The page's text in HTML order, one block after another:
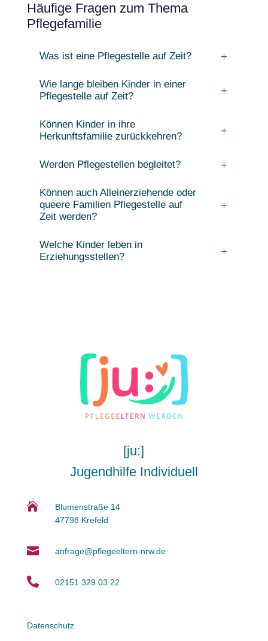
Häufige Fragen zum Thema
Pflegefamilie
Was ist eine Pflegestelle auf Zeit?
Wie lange bleiben Kinder in einer
Pflegestelle auf Zeit?
Können Kinder in ihre
Herkunftsfamilie zurückkehren?
Werden Pflegestellen begleitet?
Können auch Alleinerziehende oder
queere Familien Pflegestelle auf
Zeit werden?
Welche Kinder leben in
Erziehungsstellen?
[ju:]
Jugendhilfe Individuell

Blumenstraße 14
47798 Krefeld
 anfrage@pflegeeltern-nrw.de
 02151 329 03 22
Datenschutz